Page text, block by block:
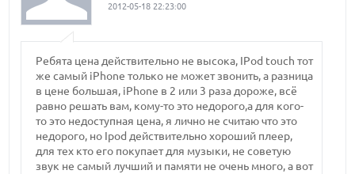
2012-05-18 22:23:00
Ребята цена действительно не высока, IPod touch тот
же самый iPhone только не может звонить, а разница
в цене большая, iPhone в 2 или 3 раза дороже, всё
равно решать вам, кому-то это недорого,а для кого-
то это недоступная цена, я лично не считаю что это
недорого, но Ipod действительно хороший плеер,
для тех кто его покупает для музыки, не советую
звук не самый лучший и памяти не очень много, а вот